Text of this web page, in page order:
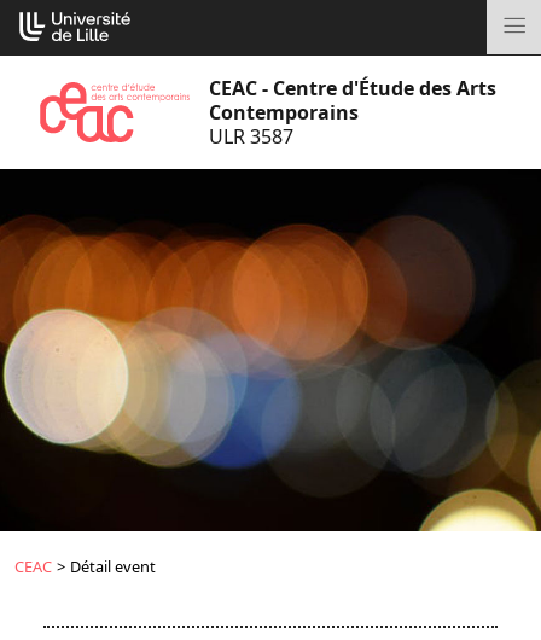
Aller
au
CEAC - Centre d'Étude des Arts
Contemporains
ULR 3587
CEAC > Détail event
Cookies management panel